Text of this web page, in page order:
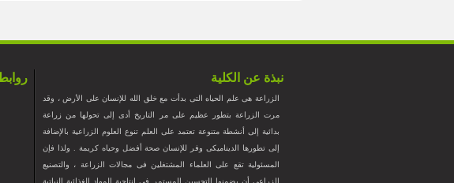
نبذة عن الكلية
الزراعة هى علم الحياه التى بدأت مع خلق الله للإنسان على الأرض ، وقد
مرت الزراعة بتطور عظيم على مر التاريخ أدى إلى تحولها من زراعة
بدائية إلى أنشطة متنوعة تعتمد على العلم تنوع العلوم الزراعية بالإضافة
إلى تطورها الديناميكى وفر للإنسان صحة أفضل وحياه كريمة . ولذا فإن
المسئولية تقع على العلماء المشتغلين فى مجالات الزراعة ، والتصنيع
الزراعى أن يضمنوا التحسين المستمر فى إنتاجية المواد الغذائية النباتية